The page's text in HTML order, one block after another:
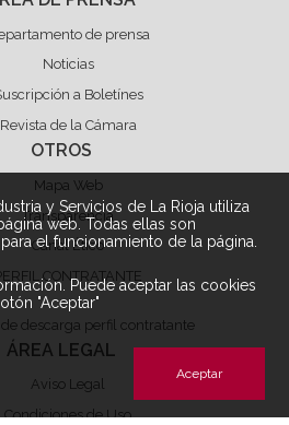
y Servicios de La Rioja utiliza
web. Todas ellas son
el funcionamiento de la página.
Puede aceptar las cookies
"Aceptar"
Aceptar
de prensa
Noticias
a Boletínes
Revista de la Cámara
OTROS
Mapa Web
Transparencia
Canal Ético
CONTRATANTE
descarga perfil contratante
ÁREA LEGAL
Aviso Legal
Condiciones de Uso